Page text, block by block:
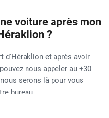
voiture après mon
?
d'Héraklion et après avoir
nous appeler au +30
serons là pour vous
bureau.